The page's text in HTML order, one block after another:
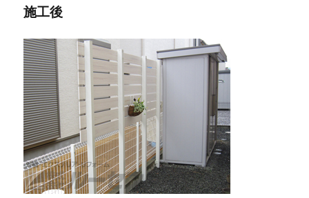
施工後